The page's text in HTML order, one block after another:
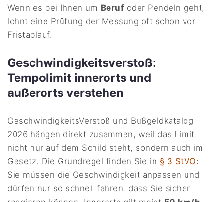
Wenn es bei Ihnen um Beruf oder Pendeln geht,
lohnt eine Prüfung der Messung oft schon vor
Fristablauf.
Geschwindigkeitsverstoß:
Tempolimit innerorts und
außerorts verstehen
GeschwindigkeitsVerstoß und Bußgeldkatalog
2026 hängen direkt zusammen, weil das Limit
nicht nur auf dem Schild steht, sondern auch im
Gesetz. Die Grundregel finden Sie in § 3 StVO:
Sie müssen die Geschwindigkeit anpassen und
dürfen nur so schnell fahren, dass Sie sicher